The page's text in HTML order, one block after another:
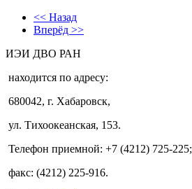
<< Назад
Вперёд >>
ИЭИ ДВО РАН
находится по адресу:
680042, г. Хабаровск,
ул. Тихоокеанская, 153.
Телефон приемной: +7 (4212) 725-225;
факс: (4212) 225-916.